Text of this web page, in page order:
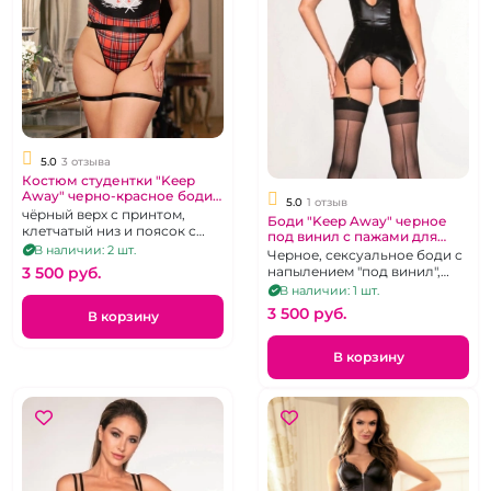
5.0 3 отзыва
Костюм студентки "Keep
Away" черно-красное боди,
48-52
чёрный верх с принтом,
клетчатый низ и поясок с
гартерами
В наличии: 2 шт.
3 500 pуб.
В корзину
5.0 1 отзыв
Боди "Keep Away" черное
под винил с пажами для
чулок на молнии 44-46
Черное, сексуальное боди с
напылением "под винил",
пажами для чулок и
застёжкой на молнии.
В наличии: 1 шт.
3 500 pуб.
В корзину